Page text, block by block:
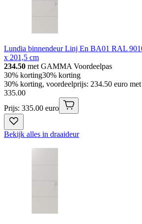
Lundia binnendeur Linj En BA01 RAL
x 201,5 cm
234.50 met GAMMA Voordeelpas
30% korting30% korting
30% korting, voordeelprijs: 234.50 euro
335.00
Prijs: 335.00 euro
Bekijk alles in draaideur